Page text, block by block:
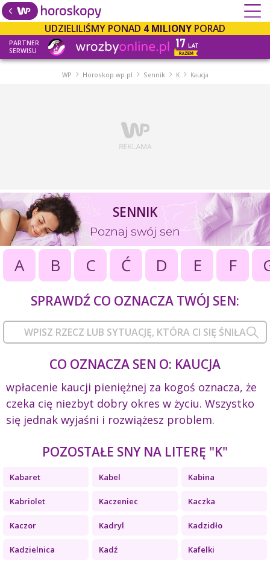
UDZIELILIŚMY PONAD 4 MILIONY PORAD
PARTNER
SERWISU
WP Horoskop.wp.pl Sennik K Kaucja
SENNIK
Poznaj swój sen
A B C Ć D E F
SPRAWDŹ CO OZNACZA TWÓJ SEN:
CO OZNACZA SEN O: KAUCJA
wpłacenie kaucji pieniężnej za kogoś oznacza, że
czeka cię niezbyt dobry okres w życiu. Wszystko
się jednak wyjaśni i rozwiążesz problem.
POZOSTAŁE SNY NA LITERĘ "K"
Kabaret Kabel Kabina
Kabriolet Kaczeniec Kaczka
Kaczor Kadryl Kadzidło
Kadzielnica Kadź Kafelki